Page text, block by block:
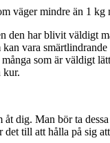
väger mindre än 1
har blivit väldigt
vara
som är väldigt
kur.
dig. Man bör ta
det till att hålla på sig